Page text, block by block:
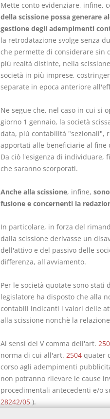
Mette conto evidenziare, infine,
della scissione possa generare
gestione degli adempimenti
la retrodatazione svolge senza
che permette di considerare sin
più realtà distinte, nella
società in più imprese,
separate in epoca anteriore
Ne segue che, nel caso in cui si
giorno 1 gennaio, la società
data, più contabilità "sezionali",
apportati alle beneficiarie al
Da ciò l'esigenza di individuare,
che saranno scorporati.
Anche alla scissione, infine,
fusione e concernenti la
In particolare, in forza del
dalla scissione derivasse un
dell'attivo e del passivo delle
differenza, all'avviamento.
Per le società quotate sono
legislatore ha disposto che alla
contabili indicanti i valori delle
alla scissione nonchè la
Ai sensi del V comma dell'art.
norma di cui all'art. 2504quater
corso agli adempimenti
non potranno rilevare le cause
procedimentali antecedenti e/o
28242/05).